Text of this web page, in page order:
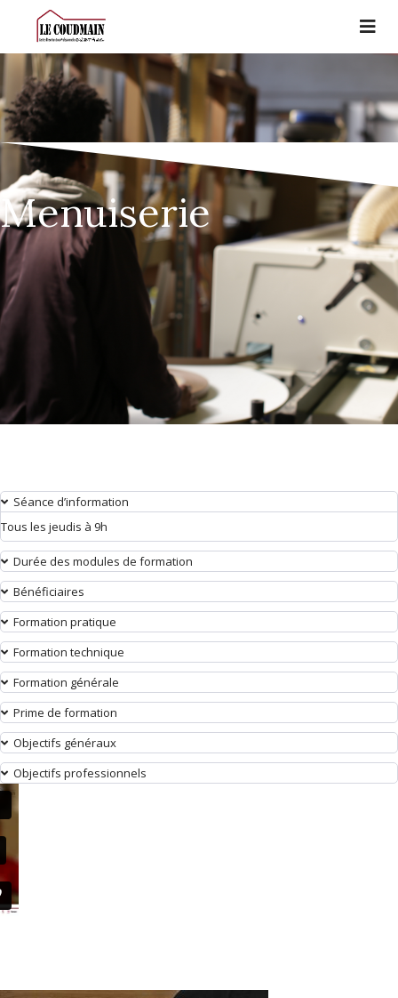
Menuiserie
Séance d’information
Tous les jeudis à 9h
Durée des modules de formation
Bénéficiaires
Formation pratique
Formation technique
Formation générale
Prime de formation
Objectifs généraux
Objectifs professionnels